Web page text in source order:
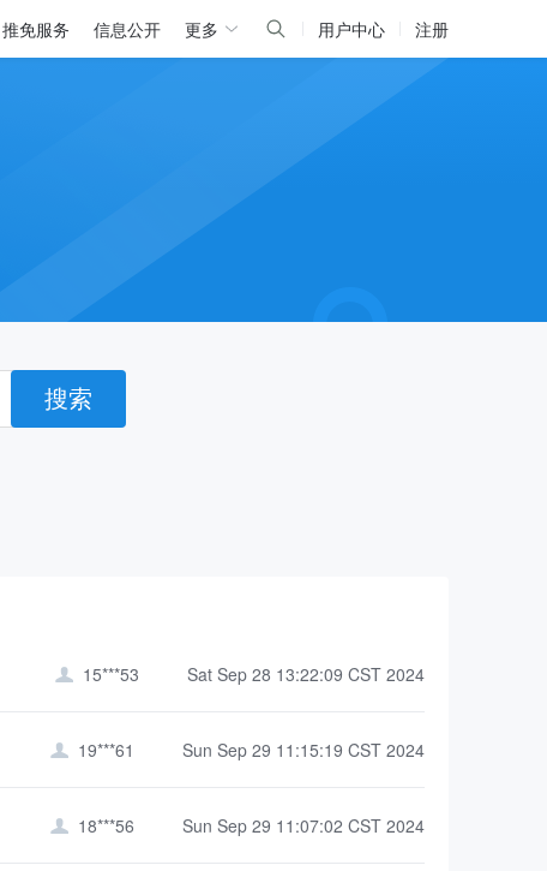
推免服务 信息公开 更多 用户中心 注册
搜索
 15***53 Sat Sep 28 13:22:09 CST 2024
 19***61 Sun Sep 29 11:15:19 CST 2024
 18***56 Sun Sep 29 11:07:02 CST 2024